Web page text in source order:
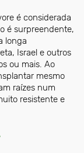
é considerada
é surpreendente,
longa
Israel e outros
ou mais. Ao
mesmo
raízes num
resistente e